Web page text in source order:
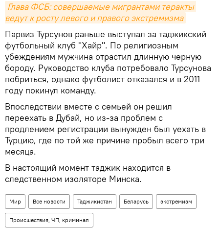
Глава ФСБ: совершаемые мигрантами теракты
ведут к росту левого и правого экстремизма
Парвиз Турсунов раньше выступал за таджикский
футбольный клуб "Хайр". По религиозным
убеждениям мужчина отрастил длинную черную
бороду. Руководство клуба потребовало Турсунова
побриться, однако футболист отказался и в 2011
году покинул команду.
Впоследствии вместе с семьей он решил
переехать в Дубай, но из-за проблем с
продлением регистрации вынужден был уехать в
Турцию, где по той же причине пробыл всего три
месяца.
В настоящий момент таджик находится в
следственном изоляторе Минска.
Мир Все новости Таджикистан Беларусь экстремизм
Происшествия, ЧП, криминал